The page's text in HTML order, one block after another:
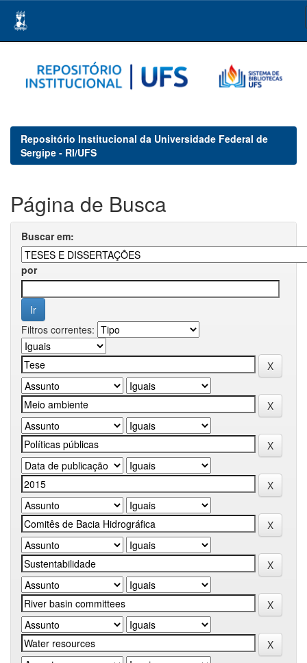
navigation
Repositório Institucional da Universidade Federal de
Sergipe - RI/UFS
Página de Busca
Buscar em:
por
Filtros correntes: